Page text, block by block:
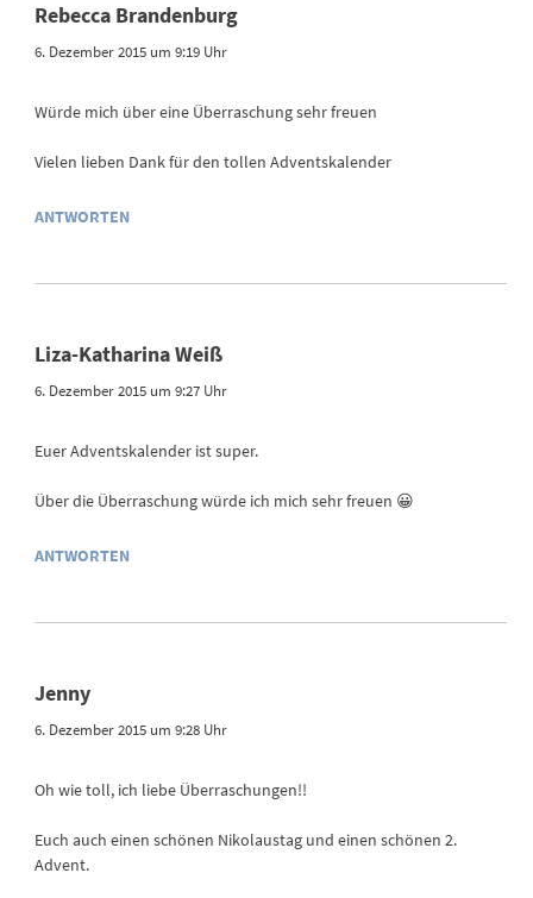
Rebecca Brandenburg
6. Dezember 2015 um 9:19 Uhr
Würde mich über eine Überraschung sehr freuen
Vielen lieben Dank für den tollen Adventskalender
ANTWORTEN
Liza-Katharina Weiß
6. Dezember 2015 um 9:27 Uhr
Euer Adventskalender ist super.
Über die Überraschung würde ich mich sehr freuen 😀
ANTWORTEN
Jenny
6. Dezember 2015 um 9:28 Uhr
Oh wie toll, ich liebe Überraschungen!!
Euch auch einen schönen Nikolaustag und einen schönen 2.
Advent.